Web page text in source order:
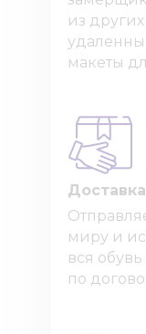
из
макеты
миру и
вся
по